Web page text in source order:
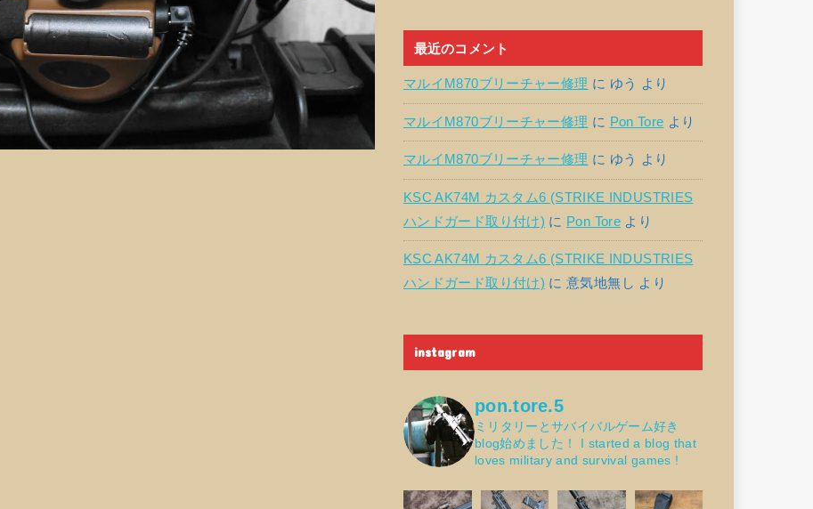
最近のコメント
マルイM870ブリーチャー修理 に ゆう より
マルイM870ブリーチャー修理 に Pon Tore より
マルイM870ブリーチャー修理 に ゆう より
KSC AK74M カスタム6 (STRIKE INDUSTRIES
ハンドガード取り付け) に Pon Tore より
KSC AK74M カスタム6 (STRIKE INDUSTRIES
ハンドガード取り付け) に意気地無し より
instagram
pon.tore.5
ミリタリーとサバイバルゲーム好き
blog始めました！
I started a blog that
loves military and survival games !